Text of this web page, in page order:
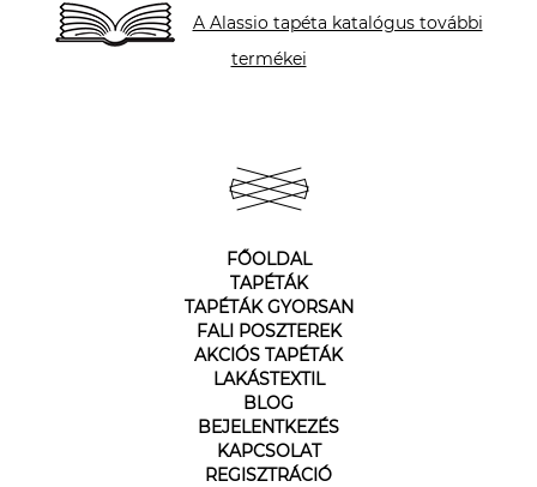
A Alassio tapéta katalógus további
termékei
FŐOLDAL
TAPÉTÁK
TAPÉTÁK GYORSAN
FALI POSZTEREK
AKCIÓS TAPÉTÁK
LAKÁSTEXTIL
BLOG
BEJELENTKEZÉS
KAPCSOLAT
REGISZTRÁCIÓ